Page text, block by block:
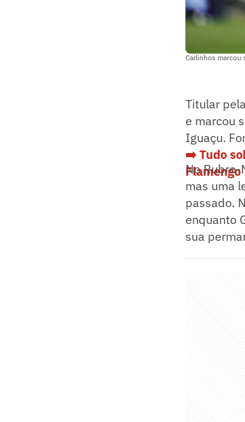
Carlinhos marcou
Titular
e marcou
Iguaçu.
➡️ Tudo
Flamengo
No
mas uma
passado.
enquanto
sua